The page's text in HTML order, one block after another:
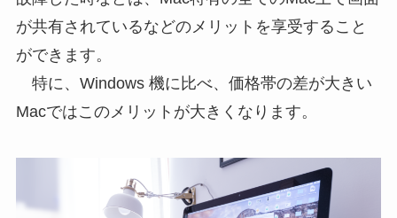
が共有されているなどのメリットを享受すること
ができます。
特に、Windows 機に比べ、価格帯の差が大きい
Macではこのメリットが大きくなります。